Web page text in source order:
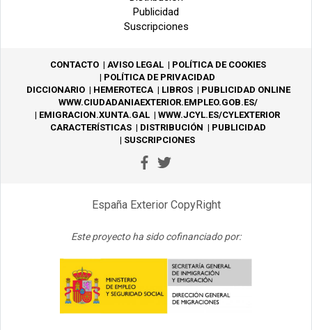
Publicidad
Suscripciones
CONTACTO AVISO LEGAL
POLÍTICA DE COOKIES
POLÍTICA DE PRIVACIDAD
DICCIONARIO
HEMEROTECA LIBROS
PUBLICIDAD ONLINE
WWW.CIUDADANIAEXTERIOR.EMPLEO.GOB.ES/
EMIGRACION.XUNTA.GAL
WWW.JCYL.ES/CYLEXTERIOR
CARACTERÍSTICAS
DISTRIBUCIÓN
PUBLICIDAD
SUSCRIPCIONES
España Exterior CopyRight
Este proyecto ha sido cofinanciado por: